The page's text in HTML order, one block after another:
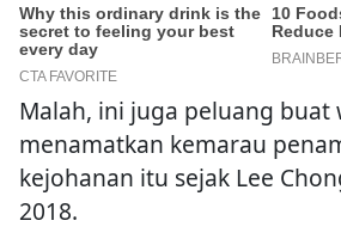
Malah, ini juga peluang buat
menamatkan kemarau
kejohanan itu sejak Lee
2018.